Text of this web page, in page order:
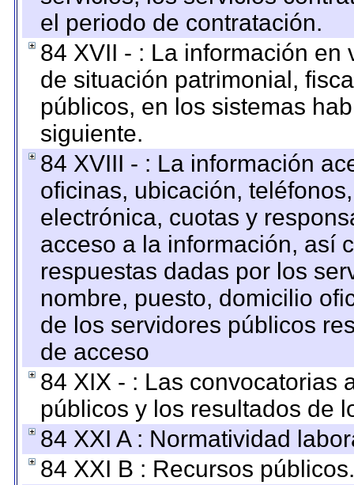
el periodo de contratación.
84 XVII - : La información
de situación patrimonial,
públicos, en los sistemas
siguiente.
84 XVIII - : La información
oficinas, ubicación,
electrónica, cuotas y
acceso a la información, así
respuestas dadas por los
nombre, puesto, domicilio
de los servidores públicos
de acceso
84 XIX - : Las convocatorias
públicos y los resultados de
84 XXI A : Normatividad
84 XXI B : Recursos públicos.